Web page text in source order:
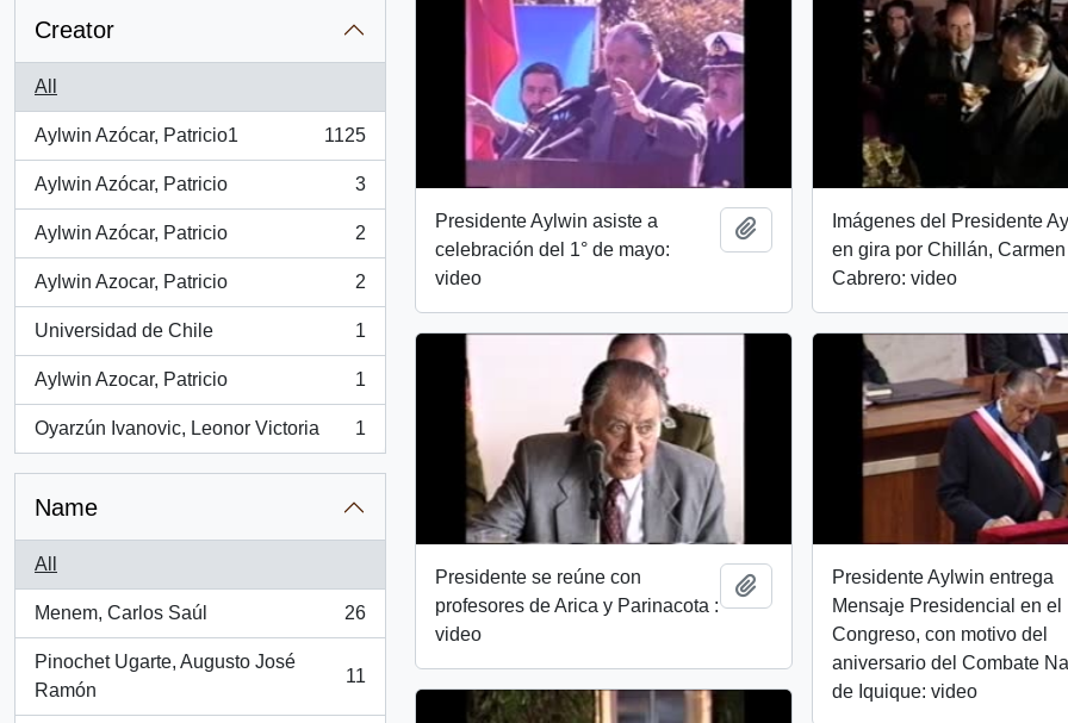
Creator
All
Aylwin Azócar, Patricio1
, 1125 results
1125
Aylwin Azócar, Patricio
, 3 results
3
Aylwin Azócar, Patricio
, 2 results
2
Aylwin Azocar, Patricio
, 2 results
2
Universidad de Chile
, 1 results
1
Aylwin Azocar, Patricio
, 1 results
1
Oyarzún Ivanovic, Leonor Victoria
, 1 results
1
Name
All
Menem, Carlos Saúl
, 26 results
26
Pinochet Ugarte, Augusto José
Ramón
, 11 results
11
Presidente Aylwin asiste a
celebración del 1° de mayo:
video
Add to clipboardImágenes del Presidente
en gira por Chillán,
Cabrero: video
Presidente se reúne con
profesores de Arica y Parinacota :
video
Add to clipboardPresidente Aylwin entrega
Mensaje Presidencial en el
Congreso, con motivo del
aniversario del Combate
de Iquique: video